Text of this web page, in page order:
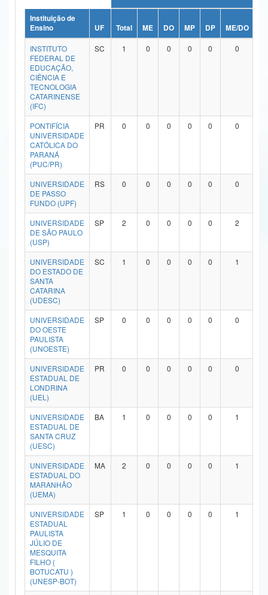
Ministério da Ciência, Tecnologia, Inovações e Comunicações
Ministério do Meio Ambiente
Ministério do Turismo
Ministério do Desenvolvimento Regional
Controladoria-Geral da União
Ministério da Mulher, da Família e dos Direitos Humanos
Secretaria-Geral
Secretaria de Governo
Gabinete de Segurança Institucional
Advocacia-Geral da União
Banco Central do Brasil
Instituição de
Ensino
UF Total ME DO MP DP ME/DO
INSTITUTO
FEDERAL DE
EDUCAÇÃO,
CIÊNCIA E
TECNOLOGIA
CATARINENSE
(IFC)
SC 1 0 0 0 0 0
PONTIFÍCIA
UNIVERSIDADE
CATÓLICA DO
PARANÁ
(PUC/PR)
PR 0 0 0 0 0 0
UNIVERSIDADE
DE PASSO
FUNDO (UPF)
RS 0 0 0 0 0 0
UNIVERSIDADE
DE SÃO PAULO
(USP)
SP 2 0 0 0 0 2
UNIVERSIDADE
DO ESTADO DE
SANTA
CATARINA
(UDESC)
SC 1 0 0 0 0 1
UNIVERSIDADE
DO OESTE
PAULISTA
(UNOESTE)
SP 0 0 0 0 0 0
UNIVERSIDADE
ESTADUAL DE
LONDRINA
(UEL)
PR 0 0 0 0 0 0
UNIVERSIDADE
ESTADUAL DE
SANTA CRUZ
(UESC)
BA 1 0 0 0 0 1
UNIVERSIDADE
ESTADUAL DO
MARANHÃO
(UEMA)
MA 2 0 0 0 0 1
UNIVERSIDADE
ESTADUAL
PAULISTA
JÚLIO DE
MESQUITA
FILHO (
BOTUCATU )
(UNESP-BOT)
SP 1 0 0 0 0 1